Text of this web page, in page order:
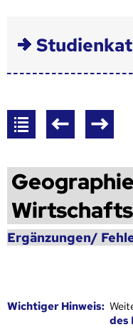
Ergänzungen/
Wich­ti­ger Hin­weis:
des